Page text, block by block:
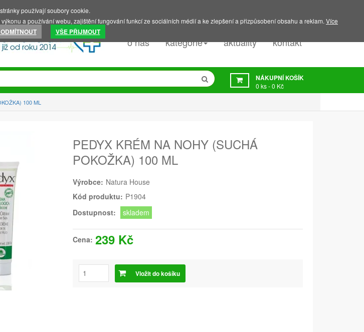
o nás kategorie aktuality kontakt
NÁKUPNÍ KOŠÍK
0 ks -0 Kč
100 ML
PEDYX KRÉM NA NOHY (SUCHÁ
POKOŽKA) 100 ML
Výrobce: Natura House
Kód produktu: P1904
Dostupnost:
skladem
Cena: 239 Kč
Vložit do košíku
používají soubory cookie.
a používání webu, zajištění fungování funkcí ze sociálních médií a ke zlepšení a přizpůsobení obsahu a reklam. Více
VŠE PŘIJMOUT